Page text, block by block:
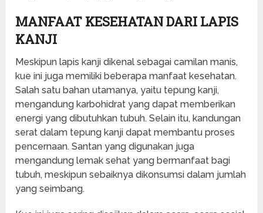
MANFAAT KESEHATAN DARI LAPIS
KANJI
Meskipun lapis kanji dikenal sebagai camilan manis,
kue ini juga memiliki beberapa manfaat kesehatan.
Salah satu bahan utamanya, yaitu tepung kanji,
mengandung karbohidrat yang dapat memberikan
energi yang dibutuhkan tubuh. Selain itu, kandungan
serat dalam tepung kanji dapat membantu proses
pencernaan. Santan yang digunakan juga
mengandung lemak sehat yang bermanfaat bagi
tubuh, meskipun sebaiknya dikonsumsi dalam jumlah
yang seimbang.